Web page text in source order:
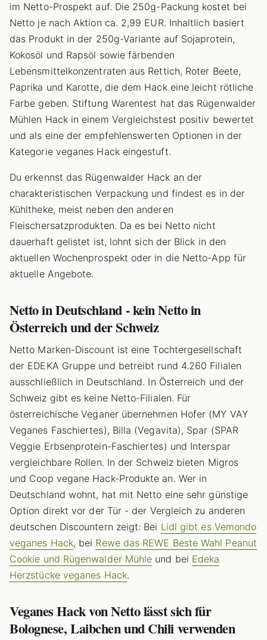
im Netto-Prospekt auf. Die 250g-Packung kostet bei
Netto je nach Aktion ca. 2,99 EUR. Inhaltlich basiert
das Produkt in der 250g-Variante auf Sojaprotein,
Kokosöl und Rapsöl sowie färbenden
Lebensmittelkonzentraten aus Rettich, Roter Beete,
Paprika und Karotte, die dem Hack eine leicht rötliche
Farbe geben. Stiftung Warentest hat das Rügenwalder
Mühlen Hack in einem Vergleichstest positiv bewertet
und als eine der empfehlenswerten Optionen in der
Kategorie veganes Hack eingestuft.
Du erkennst das Rügenwalder Hack an der
charakteristischen Verpackung und findest es in der
Kühltheke, meist neben den anderen
Fleischersatzprodukten. Da es bei Netto nicht
dauerhaft gelistet ist, lohnt sich der Blick in den
aktuellen Wochenprospekt oder in die Netto-App für
aktuelle Angebote.
Netto in Deutschland - kein Netto in
Österreich und der Schweiz
Netto Marken-Discount ist eine Tochtergesellschaft
der EDEKA Gruppe und betreibt rund 4.260 Filialen
ausschließlich in Deutschland. In Österreich und der
Schweiz gibt es keine Netto-Filialen. Für
österreichische Veganer übernehmen Hofer (MY VAY
Veganes Faschiertes), Billa (Vegavita), Spar (SPAR
Veggie Erbsenprotein-Faschiertes) und Interspar
vergleichbare Rollen. In der Schweiz bieten Migros
und Coop vegane Hack-Produkte an. Wer in
Deutschland wohnt, hat mit Netto eine sehr günstige
Option direkt vor der Tür - der Vergleich zu anderen
deutschen Discountern zeigt: Bei Lidl gibt es Vemondo
veganes Hack, bei Rewe das REWE Beste Wahl Peanut
Cookie und Rügenwalder Mühle und bei Edeka
Herzstücke veganes Hack.
Veganes Hack von Netto lässt sich für
Bolognese, Laibchen und Chili verwenden